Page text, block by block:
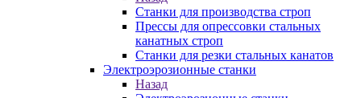
Станки для производства строп
Прессы для опрессовки стальных
канатных строп
Станки для резки стальных канатов
Электроэрозионные станки
Назад